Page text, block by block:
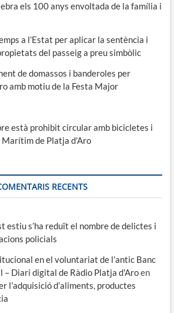
els 100 anys envoltada de la família i
a l’Estat per aplicar la sentència i
del passeig a preu simbòlic
de domassos i banderoles per
amb motiu de la Festa Major
està prohibit circular amb bicicletes i
de Platja d’Aro
RECENTS
estiu s’ha reduït el nombre de delictes i
policials
en el voluntariat de l’antic Banc
– Diari digital de Ràdio Platja d'Aroen
l’adquisició d’aliments, productes